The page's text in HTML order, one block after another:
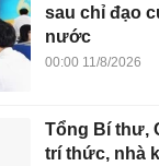
sau chỉ đạo
nước
00:00 11/8/2026
Tổng Bí thư,
trí thức, nhà